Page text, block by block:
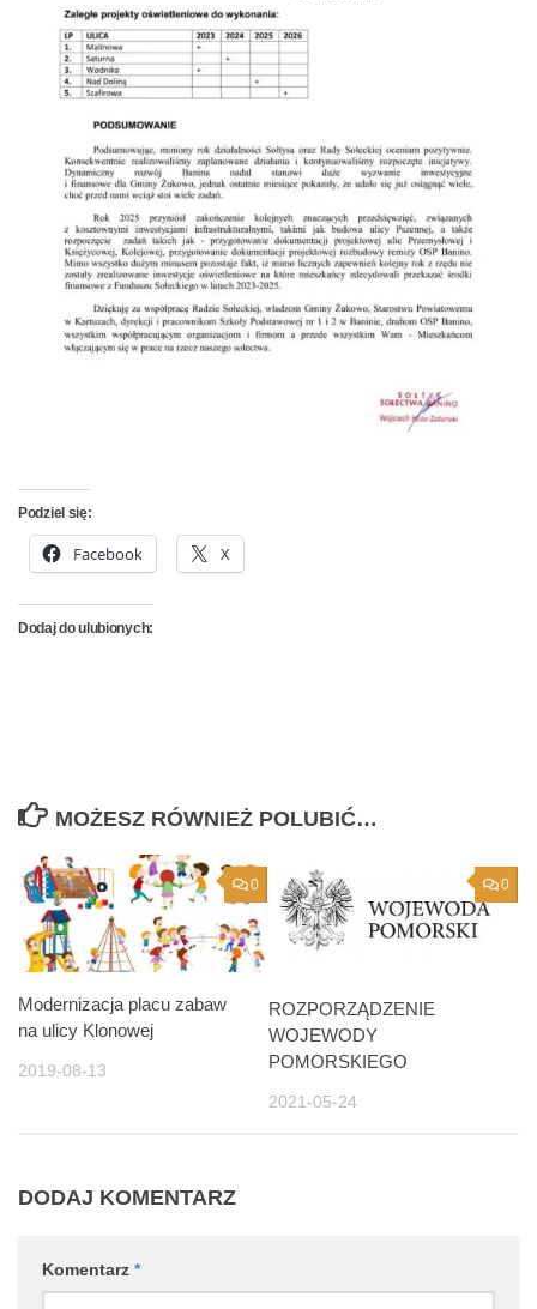
Podziel się:
Facebook X
Dodaj do ulubionych:
MOŻESZ RÓWNIEŻ POLUBIĆ…
0
Modernizacja placu zabaw
na ulicy Klonowej
2019-08-13
0
ROZPORZĄDZENIE
WOJEWODY
POMORSKIEGO
2021-05-24
DODAJ KOMENTARZ
Komentarz *